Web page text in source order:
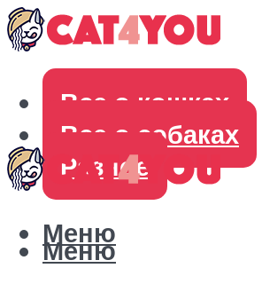
Все о кошках
Все о собаках
Разное
Меню
Меню